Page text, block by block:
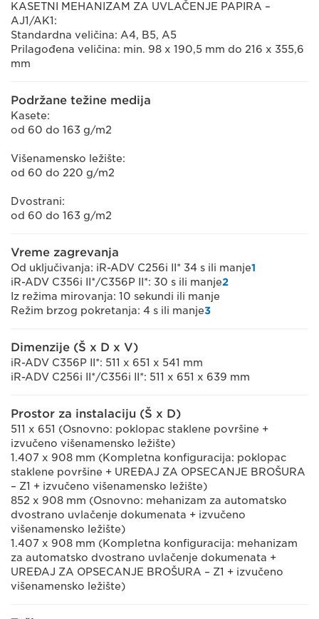
KASETNI MEHANIZAM ZA UVLAČENJE PAPIRA –
AJ1/AK1:
Standardna veličina: A4, B5, A5
Prilagođena veličina: min. 98 x 190,5 mm do 216 x 355,6
mm
Podržane težine medija
Kasete:
od 60 do 163 g/m2
Višenamensko ležište:
od 60 do 220 g/m2
Dvostrani:
od 60 do 163 g/m2
Vreme zagrevanja
Od uključivanja: iR-ADV C256i II* 34 s ili manje1
iR-ADV C356i II*/C356P II*: 30 s ili manje2
Iz režima mirovanja: 10 sekundi ili manje
Režim brzog pokretanja: 4 s ili manje3
Dimenzije (Š x D x V)
iR-ADV C356P II*: 511 x 651 x 541 mm
iR-ADV C256i II*/C356i II*: 511 x 651 x 639 mm
Prostor za instalaciju (Š x D)
511 x 651 (Osnovno: poklopac staklene površine +
izvučeno višenamensko ležište)
1.407 x 908 mm (Kompletna konfiguracija: poklopac
staklene površine + UREĐAJ ZA OPSECANJE BROŠURA
– Z1 + izvučeno višenamensko ležište)
852 x 908 mm (Osnovno: mehanizam za automatsko
dvostrano uvlačenje dokumenata + izvučeno
višenamensko ležište)
1.407 x 908 mm (Kompletna konfiguracija: mehanizam
za automatsko dvostrano uvlačenje dokumenata +
UREĐAJ ZA OPSECANJE BROŠURA – Z1 + izvučeno
višenamensko ležište)